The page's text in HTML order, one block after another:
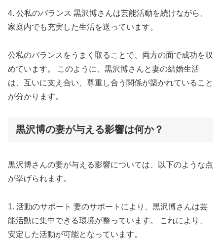
4. 公私のバランス 黒沢博さんは芸能活動を続けながら、
家庭内でも充実した生活を送っています。
公私のバランスをうまく取ることで、両方の面で成功を収
めています。 このように、黒沢博さんと妻の結婚生活
は、互いに支え合い、尊重し合う関係が築かれていること
が分かります。
黒沢博の妻が与える影響は何か？
黒沢博さんの妻が与える影響については、以下のような点
が挙げられます。
1. 活動のサポート 妻のサポートにより、黒沢博さんは芸
能活動に集中できる環境が整っています。 これにより、
安定した活動が可能となっています。